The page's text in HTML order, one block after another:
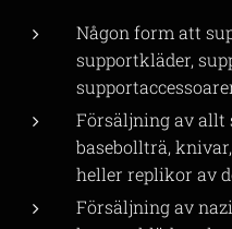
Någon form att
supportkläder,
Försäljning av allt
basebollträ,
heller replikor av
Försäljning av